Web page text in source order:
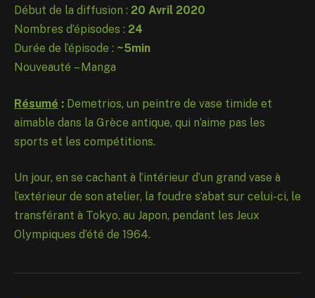
Début de la diffusion : 20 Avril 2020
Nombres d’épisodes : 24
Durée de l’épisode : ~5min
Nouveauté – Manga
Résumé : Demetrios, un peintre de vase timide et
aimable dans la Grèce antique, qui n’aime pas les
sports et les compétitions.
Un jour, en se cachant à l’intérieur d’un grand vase à
l’extérieur de son atelier, la foudre s’abat sur celui-ci, le
transférant à Tokyo, au Japon, pendant les Jeux
Olympiques d’été de 1964.